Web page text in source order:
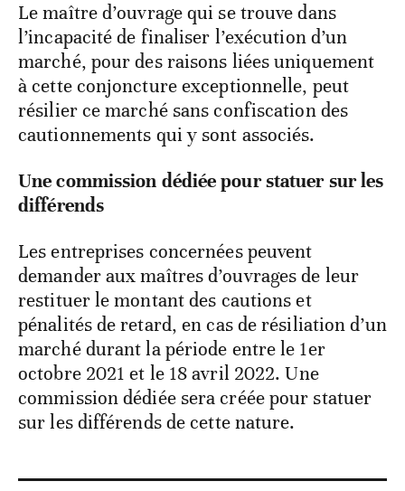
Le maître d’ouvrage qui se trouve dans
l’incapacité de finaliser l’exécution d’un
marché, pour des raisons liées uniquement
à cette conjoncture exceptionnelle, peut
résilier ce marché sans confiscation des
cautionnements qui y sont associés.
Une commission dédiée pour statuer sur les
différends
Les entreprises concernées peuvent
demander aux maîtres d’ouvrages de leur
restituer le montant des cautions et
pénalités de retard, en cas de résiliation d’un
marché durant la période entre le 1er
octobre 2021 et le 18 avril 2022. Une
commission dédiée sera créée pour statuer
sur les différends de cette nature.